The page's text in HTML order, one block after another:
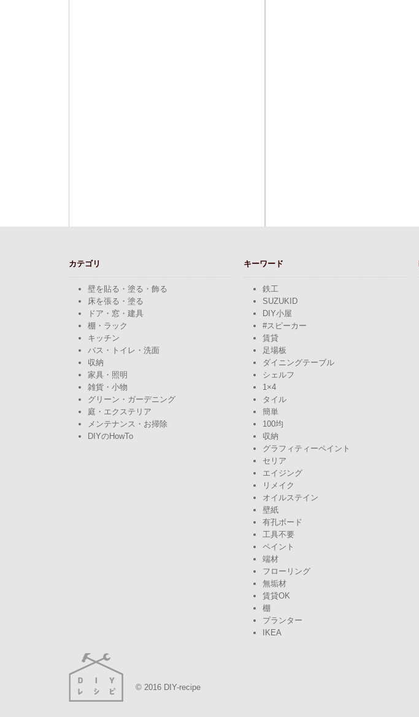
カテゴリ
壁を貼る・塗る・飾る
床を張る・塗る
ドア・窓・建具
棚・ラック
キッチン
バス・トイレ・洗面
収納
家具・照明
雑貨・小物
グリーン・ガーデニング
庭・エクステリア
メンテナンス・お掃除
DIYのHowTo
キーワード
鉄工
SUZUKID
DIY小屋
#スピーカー
賃貸
足場板
ダイニングテーブル
シェルフ
1×4
タイル
簡単
100均
収納
グラフィティーペイント
セリア
エイジング
リメイク
オイルステイン
壁紙
有孔ボード
工具不要
ペイント
端材
フローリング
無垢材
賃貸OK
棚
プランター
IKEA
© 2016 DIY-recipe